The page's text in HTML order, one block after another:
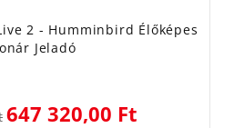
2 - Humminbird Élőképes
Jeladó
647 320,00 Ft